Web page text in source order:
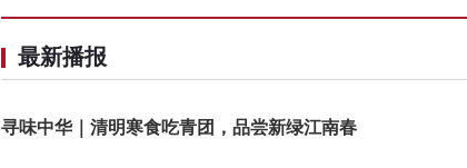
最新播报
寻味中华｜清明寒食吃青团，品尝新绿江南春